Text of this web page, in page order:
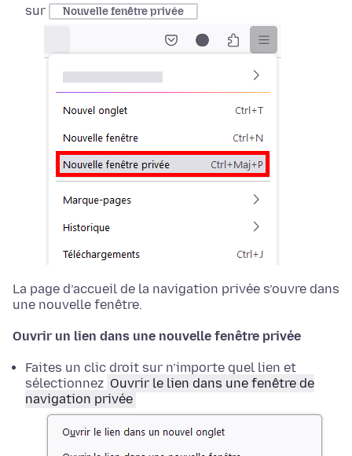
sur
Nouvelle fenêtre privée
La page d’accueil de la navigation privée s’ouvre dans
une nouvelle fenêtre.
Ouvrir un lien dans une nouvelle fenêtre privée
Faites un clic droit sur n’importe quel lien et
sélectionnez Ouvrir le lien dans une fenêtre de
navigation privée